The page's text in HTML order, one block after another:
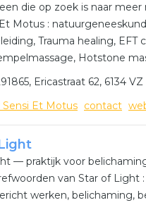
die op zoek is naar
Motus :
Trauma healing,
Hotstone
Ericastraat 62, 6134
Sensi Et Motus contact
— praktijk voor
van Star of
werken, belichaming,